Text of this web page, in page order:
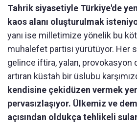
Tahrik siyasetiyle Türkiye'de
kaos alanı oluşturulmak
yanı ise milletimize yönelik bu
muhalefet partisi yürütüyor. Her
gelince iftira, yalan, provokasyon
artıran küstah bir üslubu
kendisine çekidüzen vermek
pervasızlaşıyor. Ülkemiz ve
açısından oldukça tehlikeli